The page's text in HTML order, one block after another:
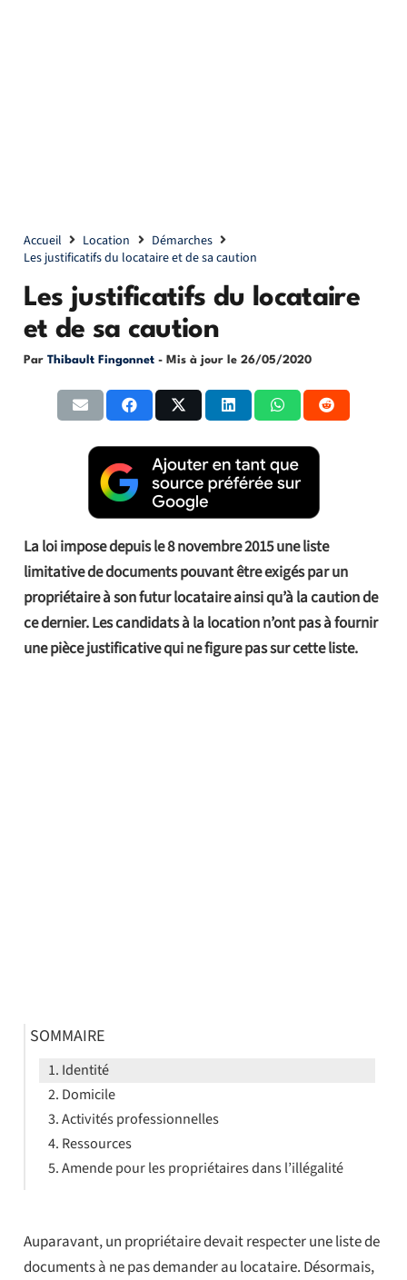
Accueil Location
Démarches
Les justificatifs du locataire et de sa caution
Les justificatifs du locataire
et de sa caution
Par Thibault Fingonnet - Mis à jour le 26/05/2020
La loi impose depuis le 8 novembre 2015 une liste
limitative de documents pouvant être exigés par un
propriétaire à son futur locataire ainsi qu’à la caution de
ce dernier. Les candidats à la location n’ont pas à fournir
une pièce justificative qui ne figure pas sur cette liste.
Auparavant, un propriétaire devait respecter une liste de
documents à ne pas demander au locataire. Désormais,
SOMMAIRE
Identité
Domicile
Activités professionnelles
Ressources
Amende pour les propriétaires dans l’illégalité